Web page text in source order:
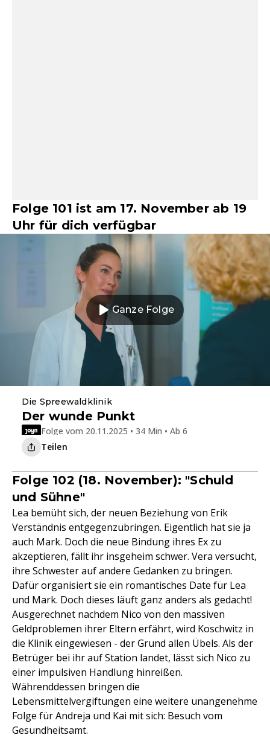
Folge 101 ist am 17. November ab 19
Uhr für dich verfügbar
Ganze Folge
Die Spreewaldklinik
Der wunde Punkt
Folge vom 20.11.2025 • 34 Min • Ab 6
Teilen
Folge 102 (18. November): "Schuld
und Sühne"
Lea bemüht sich, der neuen Beziehung von Erik
Verständnis entgegenzubringen. Eigentlich hat sie ja
auch Mark. Doch die neue Bindung ihres Ex zu
akzeptieren, fällt ihr insgeheim schwer. Vera versucht,
ihre Schwester auf andere Gedanken zu bringen.
Dafür organisiert sie ein romantisches Date für Lea
und Mark. Doch dieses läuft ganz anders als gedacht!
Ausgerechnet nachdem Nico von den massiven
Geldproblemen ihrer Eltern erfährt, wird Koschwitz in
die Klinik eingewiesen - der Grund allen Übels. Als der
Betrüger bei ihr auf Station landet, lässt sich Nico zu
einer impulsiven Handlung hinreißen.
Währenddessen bringen die
Lebensmittelvergiftungen eine weitere unangenehme
Folge für Andreja und Kai mit sich: Besuch vom
Gesundheitsamt.